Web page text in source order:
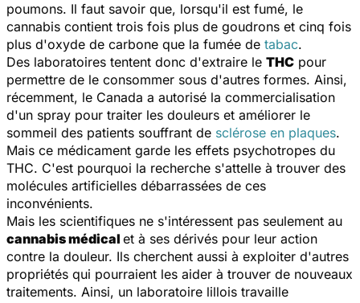
poumons. Il faut savoir que, lorsqu'il est fumé, le
cannabis contient trois fois plus de goudrons et cinq fois
plus d'oxyde de carbone que la fumée de tabac.
Des laboratoires tentent donc d'extraire le THC pour
permettre de le consommer sous d'autres formes. Ainsi,
récemment, le Canada a autorisé la commercialisation
d'un spray pour traiter les douleurs et améliorer le
sommeil des patients souffrant de sclérose en plaques.
Mais ce médicament garde les effets psychotropes du
THC. C'est pourquoi la recherche s'attelle à trouver des
molécules artificielles débarrassées de ces
inconvénients.
Mais les scientifiques ne s'intéressent pas seulement au
cannabis médical et à ses dérivés pour leur action
contre la douleur. Ils cherchent aussi à exploiter d'autres
propriétés qui pourraient les aider à trouver de nouveaux
traitements. Ainsi, un laboratoire lillois travaille